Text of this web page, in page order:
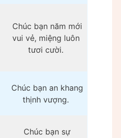
Chúc bạn năm mới
vui vẻ, miệng luôn
tươi cười.
Chúc bạn an khang
thịnh vượng.
Chúc bạn sự